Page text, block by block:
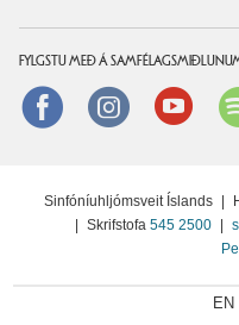
FYLGSTU MEÐ Á
Facebookinstagram
Sinfóníuhljómsveit Íslands
Skrifstofa 545 2500
EN